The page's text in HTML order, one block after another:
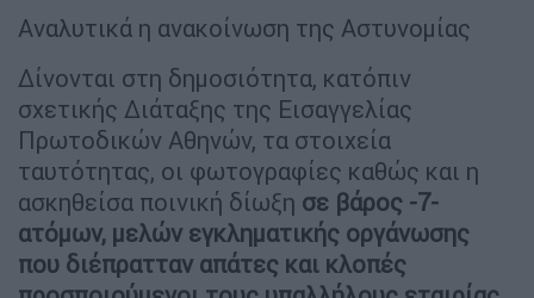
Αναλυτικά η ανακοίνωση της Αστυνομίας
Δίνονται στη δημοσιότητα, κατόπιν
σχετικής Διάταξης της Εισαγγελίας
Πρωτοδικών Αθηνών, τα στοιχεία
ταυτότητας, οι φωτογραφίες καθώς και η
ασκηθείσα ποινική δίωξη σε βάρος -7-
ατόμων, μελών εγκληματικής οργάνωσης
που διέπρατταν απάτες και κλοπές